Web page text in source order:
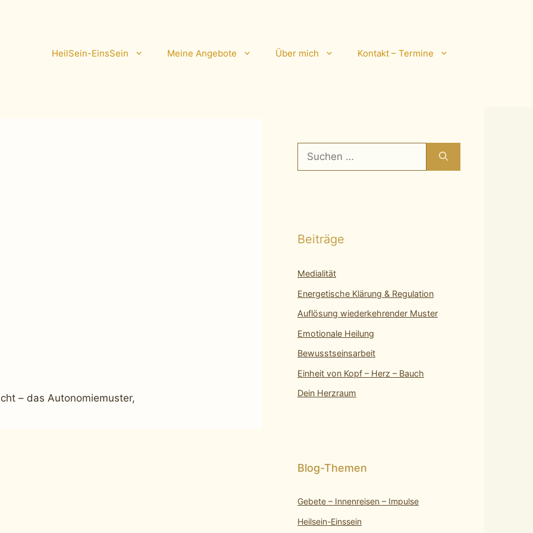
HeilSein-EinsSein Meine Angebote Über mich Kontakt – Termine
– das Autonomiemuster,
Suchen
nach:
Beiträge
Medialität
Energetische Klärung & Regulation
Auflösung wiederkehrender Muster
Emotionale Heilung
Bewusstseinsarbeit
Einheit von Kopf – Herz – Bauch
Dein Herzraum
Gebete – Innenreisen – Impulse
Heilsein-Einssein